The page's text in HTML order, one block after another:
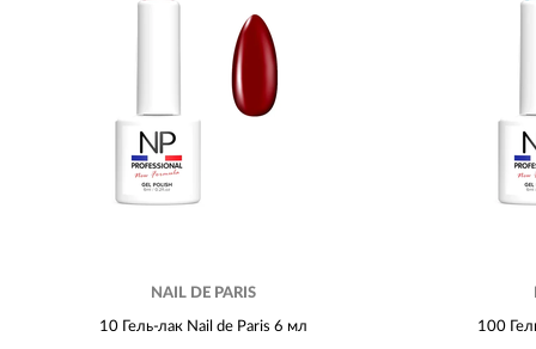
NAIL DE PARIS
10 Гель-лак Nail de Paris 6 мл 100